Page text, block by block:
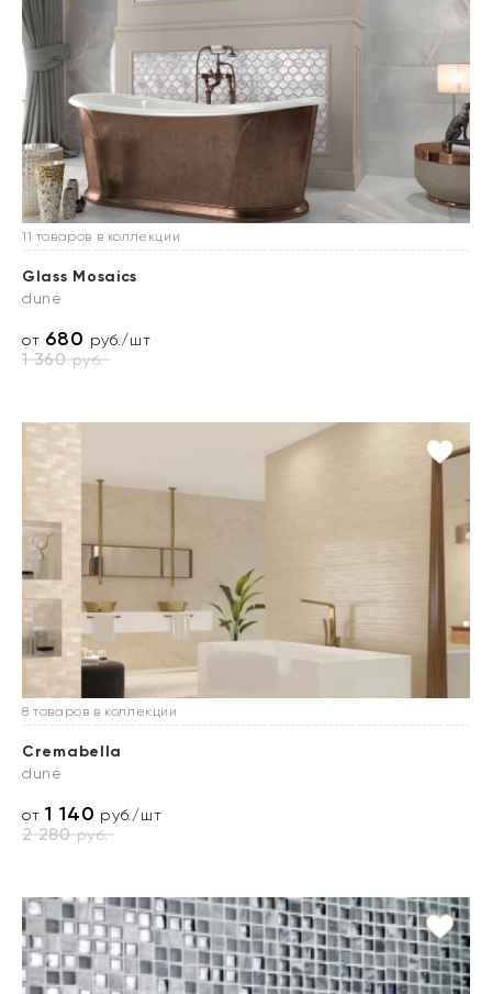
11 товаров в коллекции
Glass Mosaics
dune
от 680 руб./шт
1 360руб.
8 товаров в коллекции
Cremabella
dune
от1 140 руб./шт
2 280руб.